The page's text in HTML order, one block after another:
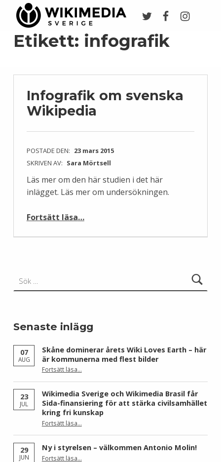
Etikett: infografik
Infografik om svenska
Wikipedia
POSTADE DEN: 23 mars 2015
SKRIVEN AV: Sara Mörtsell
Läs mer om den här studien i det här
inlägget. Läs mer om undersökningen.
Fortsätt läsa…
Senaste inlägg
07
AUG
Skåne dominerar årets Wiki Loves Earth – här
är kommunerna med flest bilder
Fortsätt läsa“Skåne dominerar årets Wiki Loves Earth – här är kommunerna med flest bilder”
…
23
JUL
Wikimedia Sverige och Wikimedia Brasil får
Sida-finansiering för att stärka civilsamhället
kring fri kunskap
Fortsätt läsa“Wikimedia Sverige och Wikimedia Brasil får Sida-finansiering för att stärka civilsamhället kring fri kunskap”
…
29
JUN
Ny i styrelsen – välkommen Antonio Molin!
Fortsätt läsa“Ny i styrelsen – välkommen Antonio Molin!”
…